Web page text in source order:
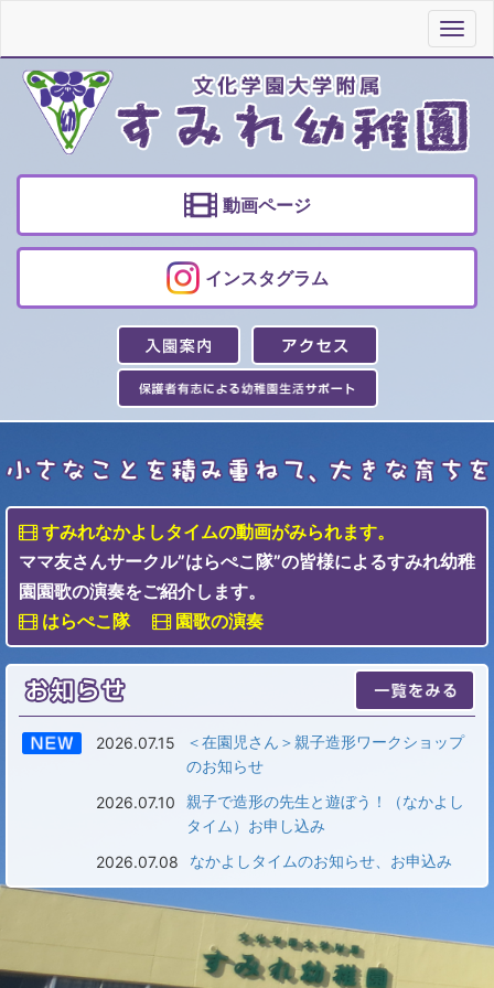
動画ページ
インスタグラム
すみれなかよしタイムの動画がみられます。
ママ友さんサークル”はらぺこ隊”の皆様によるすみれ幼稚
園園歌の演奏をご紹介します。
はらぺこ隊
園歌の演奏
2026.07.15
＜在園児さん＞親子造形ワークショップ
のお知らせ
2026.07.10
親子で造形の先生と遊ぼう！（なかよし
タイム）お申し込み
2026.07.08
なかよしタイムのお知らせ、お申込み